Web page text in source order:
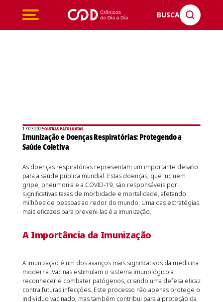
BUSCA
17.03.2025OUTRAS PATOLOGIAS
Imunização e Doenças Respiratórias: Protegendo a
Saúde Coletiva
As doenças respiratórias representam um importante desafio
para a saúde pública mundial. Estas doenças, que incluem
gripe, pneumonia e a COVID-19, são responsáveis por
significativas taxas de morbidade e mortalidade, afetando
milhões de pessoas ao redor do mundo. Uma das estratégias
mais eficazes para preveni-las é a imunização.
A Importância da Imunização
A imunização é um dos avanços mais significativos da medicina
moderna. Vacinas estimulam o sistema imunológico a
reconhecer e combater patógenos, criando uma defesa eficaz
contra futuras infecções. Este processo não apenas protege o
indivíduo vacinado, mas também contribui para a proteção da